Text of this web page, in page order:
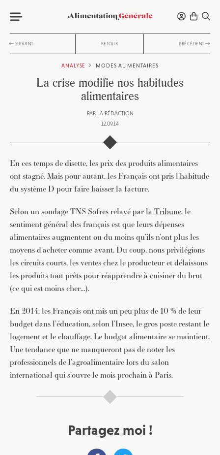
SUIVANT RETOUR PRÉCÉDENT
ANALYSE MODES ALIMENTAIRES
La crise modifie nos habitudes
alimentaires
PAR LA RÉDACTION
12.09.14
En ces temps de disette, les prix des produits alimentaires
ont stagné. Mais pour autant, les Français ont pris l’habitude
du système D pour faire baisser la facture.
Selon un sondage TNS Sofres relayé parla Tribune, le
sentiment général des français est que leurs dépenses
alimentaires augmentent ou du moins qu’ils n’ont plus les
moyens d’acheter comme avant. Du coup, nous privilégions
les circuits courts, les ventes chez le producteur et délaissons
les produits tout prêts pour réapprendre à cuisiner du brut
(ce qui est moins cher…).
En 2014, les Français ont mis un peu plus de 10 % de leur
budget dans l’éducation, selon l’Insee, le gros poste restant le
logement et le chauffage.Le budget alimentaire se maintient.
Une tendance que ne manqueront pas de noter les
professionnels de l’agroalimentaire lors du salon
international qui s’ouvre le mois prochain à Paris.
Partagez moi !